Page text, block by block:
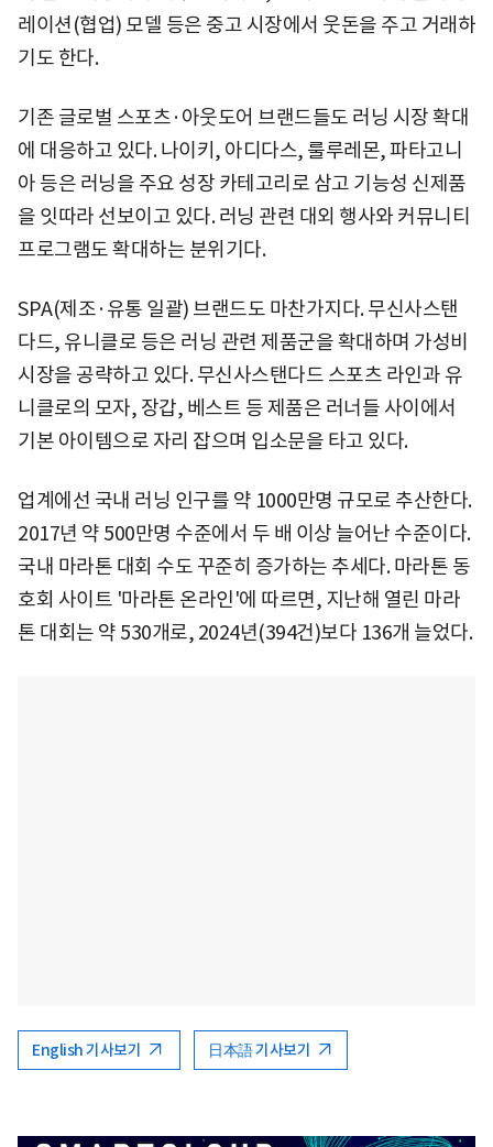
레이션(협업) 모델 등은 중고 시장에서 웃돈을 주고 거래하
기도 한다.
기존 글로벌 스포츠·아웃도어 브랜드들도 러닝 시장 확대
에 대응하고 있다. 나이키, 아디다스, 룰루레몬, 파타고니
아 등은 러닝을 주요 성장 카테고리로 삼고 기능성 신제품
을 잇따라 선보이고 있다. 러닝 관련 대외 행사와 커뮤니티
프로그램도 확대하는 분위기다.
SPA(제조·유통 일괄) 브랜드도 마찬가지다. 무신사스탠
다드, 유니클로 등은 러닝 관련 제품군을 확대하며 가성비
시장을 공략하고 있다. 무신사스탠다드 스포츠 라인과 유
니클로의 모자, 장갑, 베스트 등 제품은 러너들 사이에서
기본 아이템으로 자리 잡으며 입소문을 타고 있다.
업계에선 국내 러닝 인구를 약 1000만명 규모로 추산한다.
2017년 약 500만명 수준에서 두 배 이상 늘어난 수준이다.
국내 마라톤 대회 수도 꾸준히 증가하는 추세다. 마라톤 동
호회 사이트 '마라톤 온라인'에 따르면, 지난해 열린 마라
톤 대회는 약 530개로, 2024년(394건)보다 136개 늘었다.
English 기사보기 日本語 기사보기